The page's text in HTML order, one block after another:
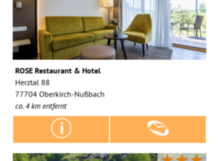
ROSE Restaurant & Hotel
Herztal 88
77704 Oberkirch-Nußbach
ca. 4 km entfernt